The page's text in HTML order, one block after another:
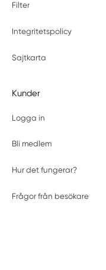
Filter
Integritetspolicy
Sajtkarta
Kunder
Logga in
Bli medlem
Hur det fungerar?
Frågor från besökare